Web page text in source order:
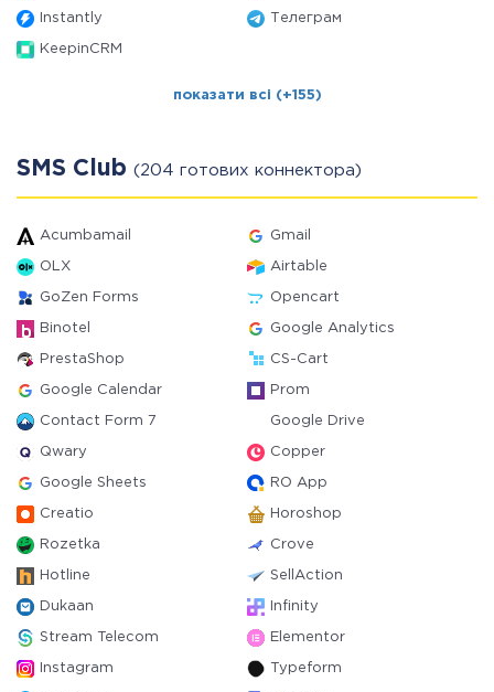
Instantly Телеграм
KeepinCRM
показати всі (+155)
SMS Club (204 готових коннектора)
Acumbamail Gmail
OLX Airtable
GoZen Forms Opencart
Binotel Google Analytics
PrestaShop CS-Cart
Google Calendar Prom
Contact Form 7 Google Drive
Qwary Copper
Google Sheets RO App
Creatio Horoshop
Rozetka Crove
Hotline SellAction
Dukaan Infinity
Stream Telecom Elementor
Instagram Typeform